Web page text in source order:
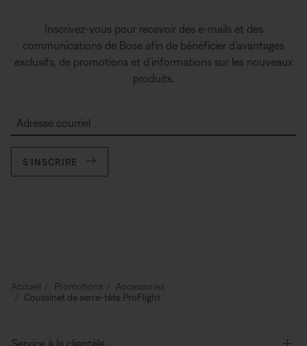
Inscrivez-vous pour recevoir des e-mails et des
communications de Bose afin de bénéficier d’avantages
exclusifs, de promotions et d’informations sur les nouveaux
produits.
Adresse courriel
S’INSCRIRE
Accueil Promotions
Accessories
Coussinet de serre-tête ProFlight
Service à la clientèle